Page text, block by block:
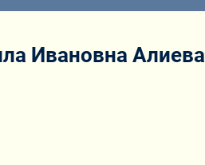
Ивановна Алиева